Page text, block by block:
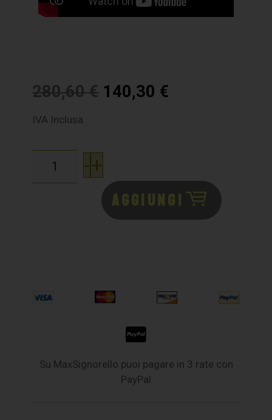
280,60€ 140,30 €
IVA Inclusa
-+
AGGIUNGI
Su MaxSignorello puoi pagare in 3 rate con
PayPal